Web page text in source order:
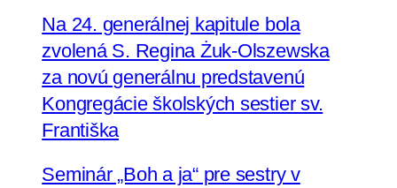
Na 24. generálnej kapitule bola
zvolená S. Regina Żuk-Olszewska
za novú generálnu predstavenú
Kongregácie školských sestier sv.
Františka
Seminár „Boh a ja“ pre sestry v